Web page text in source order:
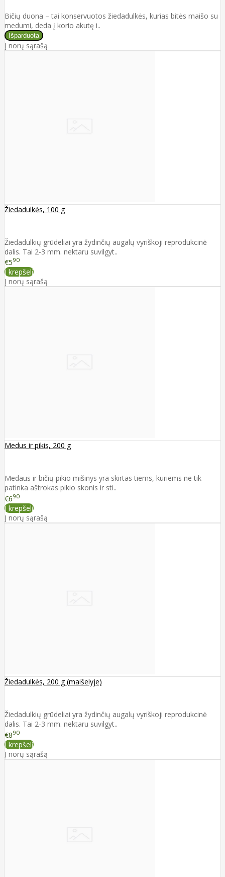
Bičių duona – tai konservuotos žiedadulkės, kurias bitės maišo su
medumi, deda į korio akutę i..
Į norų sąrašą
Žiedadulkės, 100 g
Žiedadulkių grūdeliai yra žydinčių augalų vyriškoji reprodukcinė
dalis. Tai 2-3 mm. nektaru suvilgyt..
€590
Į krepšelį
Į norų sąrašą
Medus ir pikis, 200 g
Medaus ir bičių pikio mišinys yra skirtas tiems, kuriems ne tik
patinka aštrokas pikio skonis ir sti..
€690
Į krepšelį
Į norų sąrašą
Žiedadulkės, 200 g (maišelyje)
Žiedadulkių grūdeliai yra žydinčių augalų vyriškoji reprodukcinė
dalis. Tai 2-3 mm. nektaru suvilgyt..
€890
Į krepšelį
Į norų sąrašą